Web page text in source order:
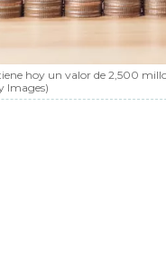
hoy un valor de 2,500
Images)